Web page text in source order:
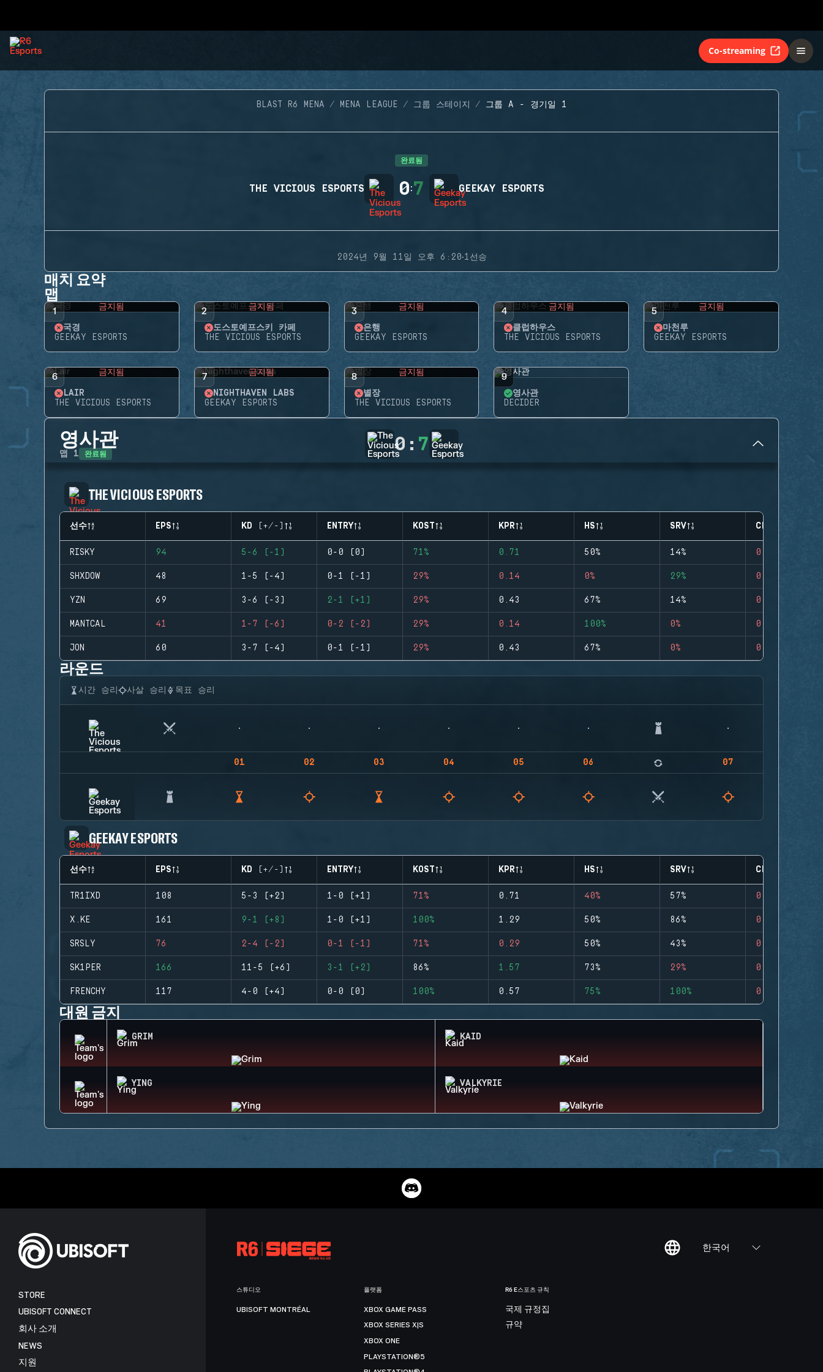
Co-streaming
BLAST R6 MENA MENA LEAGUE 그룹 스테이지 그룹 A - 경기일 1
완료됨
THE VICIOUS ESPORTS 0:7 GEEKAY ESPORTS
2024년 9월 11일 오후 6:20·1선승
매치 요약
맵
1 금지됨
국경
GEEKAY ESPORTS
2 금지됨
도스토예프스키 카페
THE VICIOUS ESPORTS
3 금지됨
은행
GEEKAY ESPORTS
4 금지됨
클럽하우스
THE VICIOUS ESPORTS
5 금지됨
마천루
GEEKAY ESPORTS
6 금지됨
LAIR
THE VICIOUS ESPORTS
7 금지됨
NIGHTHAVEN LABS
GEEKAY ESPORTS
8 금지됨
별장
THE VICIOUS ESPORTS
9
영사관
DECIDER
영사관
맵 1 완료됨 0 : 7
THE VICIOUS ESPORTS
선수 EPS KD (+/-) ENTRY KOST KPR HS SRV CLUTCHES
RISKY 94 5-6 (-1) 0-0 (0) 71% 0.71 50% 14% 0
SHXDOW 48 1-5 (-4) 0-1 (-1) 29% 0.14 0% 29% 0
YZN 69 3-6 (-3) 2-1 (+1) 29% 0.43 67% 14% 0
MANTCAL 41 1-7 (-6) 0-2 (-2) 29% 0.14 100% 0% 0
JON 60 3-7 (-4) 0-1 (-1) 29% 0.43 67% 0% 0
라운드
시간 승리 사살 승리 목표 승리
01 02 03 04 05 06 07
GEEKAY ESPORTS
선수 EPS KD (+/-) ENTRY KOST KPR HS SRV CLUTCHES
TR1IXD 108 5-3 (+2) 1-0 (+1) 71% 0.71 40% 57% 0
X.KE 161 9-1 (+8) 1-0 (+1) 100% 1.29 50% 86% 0
SRSLY 76 2-4 (-2) 0-1 (-1) 71% 0.29 50% 43% 0
SK1PER 166 11-5 (+6) 3-1 (+2) 86% 1.57 73% 29% 0
FRENCHY 117 4-0 (+4) 0-0 (0) 100% 0.57 75% 100% 0
대원 금지
GRIM KAID
YING VALKYRIE
한국어
STORE
UBISOFT CONNECT
회사 소개
NEWS
지원
스튜디오
UBISOFT MONTRÉAL
플랫폼
XBOX GAME PASS
XBOX SERIES X|S
XBOX ONE
PLAYSTATION®5
R6 E스포츠 규칙
국제 규정집
규약